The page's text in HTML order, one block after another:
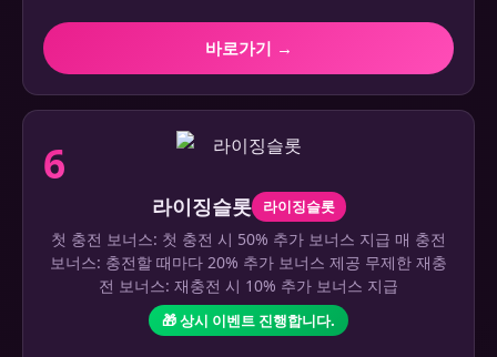
바로가기 →
6
라이징슬롯 라이징슬롯
첫 충전 보너스: 첫 충전 시 50% 추가 보너스 지급 매 충전
보너스: 충전할 때마다 20% 추가 보너스 제공 무제한 재충
전 보너스: 재충전 시 10% 추가 보너스 지급
🎁 상시 이벤트 진행합니다.